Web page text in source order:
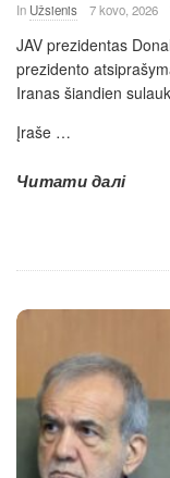
In Užsienis 7 kovo, 2026
JAV prezidentas
prezidento
Iranas šiandien
Įraše …
Читати далі